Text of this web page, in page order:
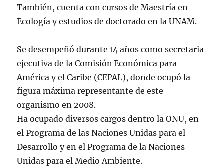
También, cuenta con cursos de Maestría en
Ecología y estudios de doctorado en la UNAM.
Se desempeñó durante 14 años como secretaria
ejecutiva de la Comisión Económica para
América y el Caribe (CEPAL), donde ocupó la
figura máxima representante de este
organismo en 2008.
Ha ocupado diversos cargos dentro la ONU, en
el Programa de las Naciones Unidas para el
Desarrollo y en el Programa de la Naciones
Unidas para el Medio Ambiente.